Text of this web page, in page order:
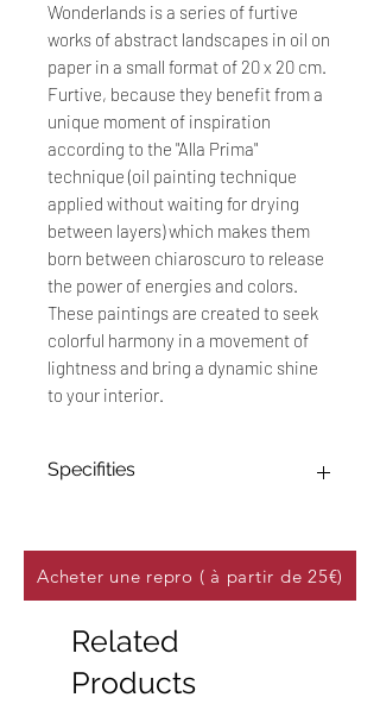
Wonderlands is a series of furtive
works of abstract landscapes in oil on
paper in a small format of 20 x 20 cm.
Furtive, because they benefit from a
unique moment of inspiration
according to the "Alla Prima"
technique (oil painting technique
applied without waiting for drying
between layers) which makes them
born between chiaroscuro to release
the power of energies and colors.
These paintings are created to seek
colorful harmony in a movement of
lightness and bring a dynamic shine
to your interior.
Specifities
Technique : Peinture à l'huile sur
papier 250 g/m²
Titre : "Wonderland #05"
Date : Décembre 2022
Options d'encadrement :
-Cadre :MDF effet chêne, 20 x
20 cm
Acheter une repro ( à partir de 25€)
Related
Products